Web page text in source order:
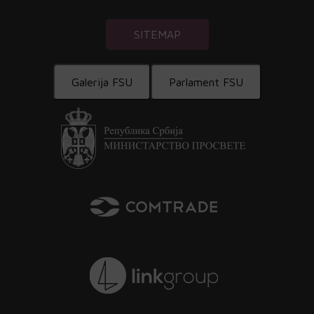
SITEMAP
Galerija FSU Parlament FSU